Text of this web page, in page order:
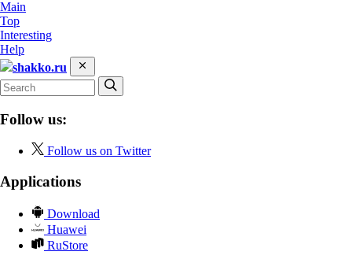
Main
Top
Interesting
Help
shakko.ru
Follow us:
Follow us on Twitter
Applications
Download
Huawei
RuStore